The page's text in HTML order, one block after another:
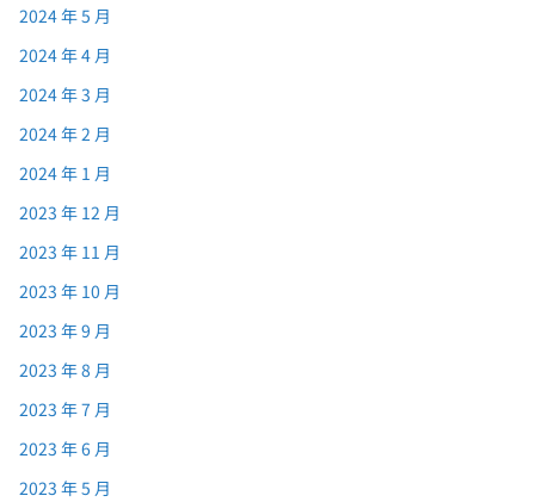
2024 年 5 月
2024 年 4 月
2024 年 3 月
2024 年 2 月
2024 年 1 月
2023 年 12 月
2023 年 11 月
2023 年 10 月
2023 年 9 月
2023 年 8 月
2023 年 7 月
2023 年 6 月
2023 年 5 月